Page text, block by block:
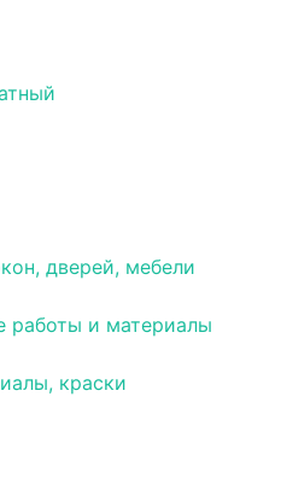
дверей, мебели
работы и материалы
краски